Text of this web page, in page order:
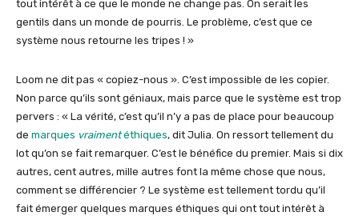
tout intérêt à ce que le monde ne change pas. On serait les
gentils dans un monde de pourris. Le problème, c’est que ce
système nous retourne les tripes ! »
Loom ne dit pas « copiez-nous ». C’est impossible de les copier.
Non parce qu’ils sont géniaux, mais parce que le système est trop
pervers : « La vérité, c’est qu’il n’y a pas de place pour beaucoup
de marques vraimentéthiques, dit Julia. On ressort tellement du
lot qu’on se fait remarquer. C’est le bénéfice du premier. Mais si dix
autres, cent autres, mille autres font la même chose que nous,
comment se différencier ? Le système est tellement tordu qu’il
fait émerger quelques marques éthiques qui ont tout intérêt à